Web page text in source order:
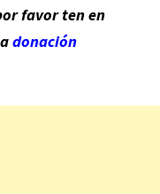
favor ten en
donación